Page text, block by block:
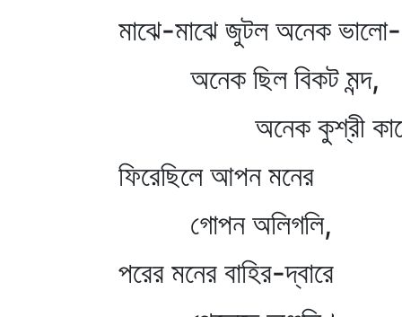
মাঝে-মাঝে জুটল অনেক
অনেক ছিল বিকট মন্দ,
অনেক কুশ্রী
ফিরেছিলে আপন মনের
গোপন অলিগলি,
পরের মনের বাহির-দ্বারে